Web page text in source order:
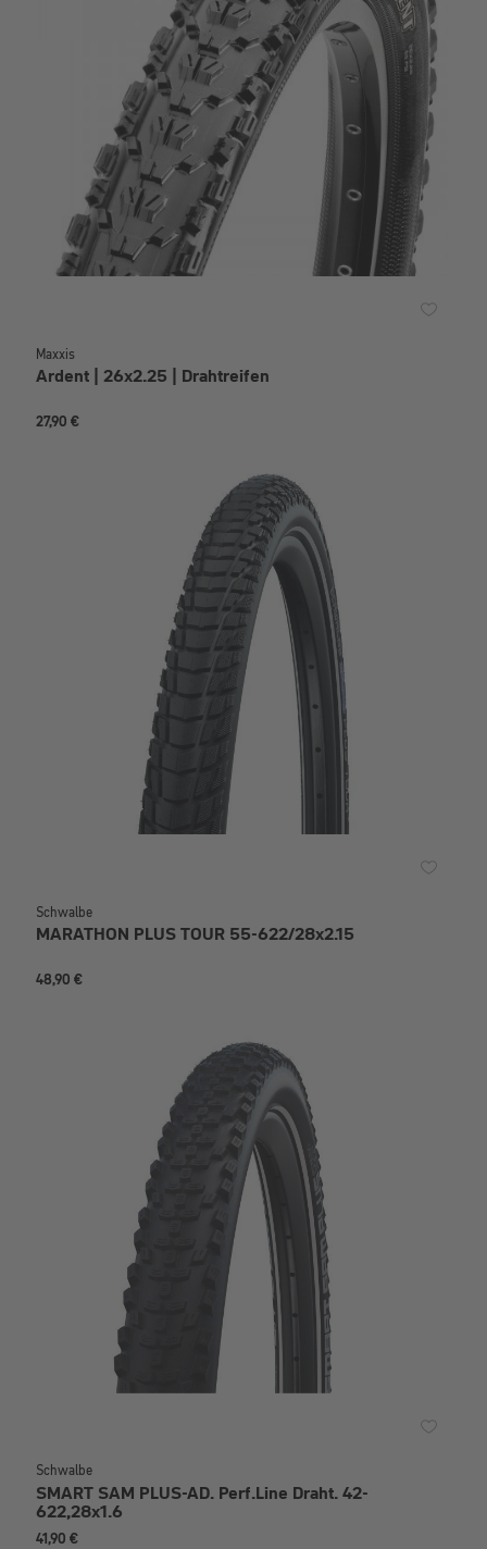
Maxxis
Ardent | 26x2.25 | Drahtreifen
27,90 €
Schwalbe
MARATHON PLUS TOUR 55-622/28x2.15
48,90 €
Schwalbe
SMART SAM PLUS-AD. Perf.Line Draht. 42-
622,28x1.6
41,90 €